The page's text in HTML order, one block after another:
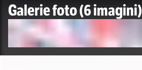
Galerie foto(6 imagini)